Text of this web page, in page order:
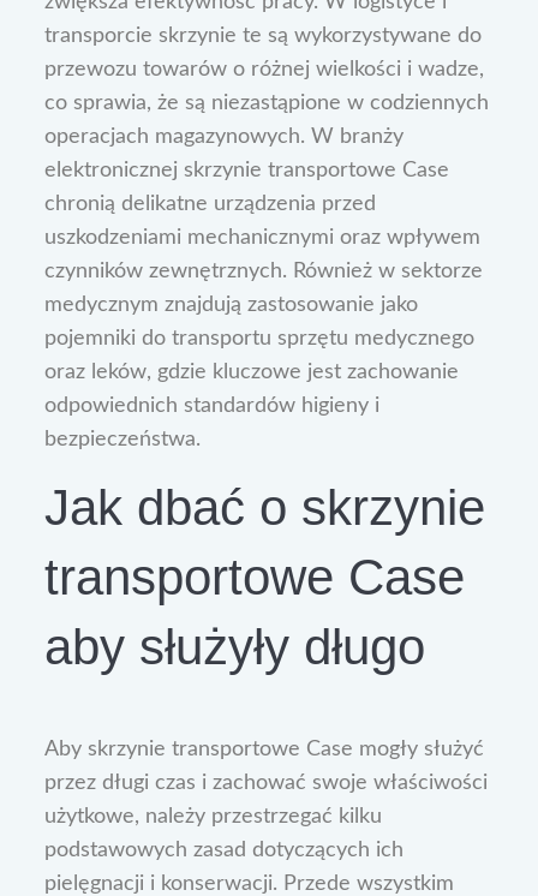
transporcie skrzynie te są wykorzystywane do
przewozu towarów o różnej wielkości i wadze,
co sprawia, że są niezastąpione w codziennych
operacjach magazynowych. W branży
elektronicznej skrzynie transportowe Case
chronią delikatne urządzenia przed
uszkodzeniami mechanicznymi oraz wpływem
czynników zewnętrznych. Również w sektorze
medycznym znajdują zastosowanie jako
pojemniki do transportu sprzętu medycznego
oraz leków, gdzie kluczowe jest zachowanie
odpowiednich standardów higieny i
bezpieczeństwa.
Jak dbać o skrzynie
transportowe Case
aby służyły długo
Aby skrzynie transportowe Case mogły służyć
przez długi czas i zachować swoje właściwości
użytkowe, należy przestrzegać kilku
podstawowych zasad dotyczących ich
pielęgnacji i konserwacji. Przede wszystkim